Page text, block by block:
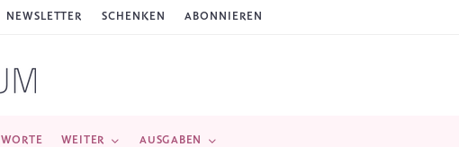
NEWSLETTER SCHENKEN ABONNIEREN
WORTE WEITER AUSGABEN